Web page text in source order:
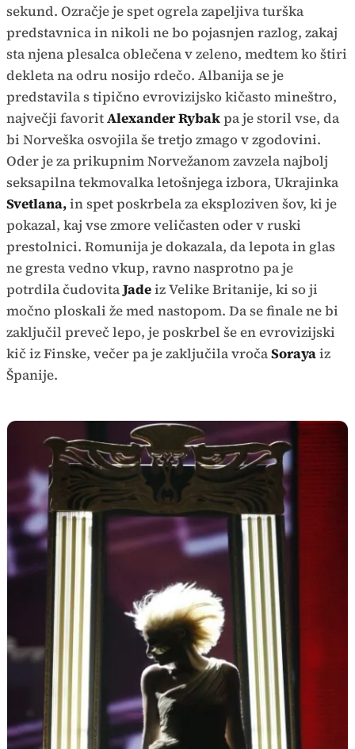
sekund. Ozračje je spet ogrela zapeljiva turška
predstavnica in nikoli ne bo pojasnjen razlog, zakaj
sta njena plesalca oblečena v zeleno, medtem ko štiri
dekleta na odru nosijo rdečo. Albanija se je
predstavila s tipično evrovizijsko kičasto mineštro,
največji favoritAlexander Rybakpa je storil vse, da
bi Norveška osvojila še tretjo zmago v zgodovini.
Oder je za prikupnim Norvežanom zavzela najbolj
seksapilna tekmovalka letošnjega izbora, Ukrajinka
Svetlana,in spet poskrbela za eksploziven šov, ki je
pokazal, kaj vse zmore veličasten oder v ruski
prestolnici. Romunija je dokazala, da lepota in glas
ne gresta vedno vkup, ravno nasprotno pa je
potrdila čudovitaJadeiz Velike Britanije, ki so ji
močno ploskali že med nastopom. Da se finale ne bi
zaključil preveč lepo, je poskrbel še en evrovizijski
kič iz Finske, večer pa je zaključila vročaSorayaiz
Španije.